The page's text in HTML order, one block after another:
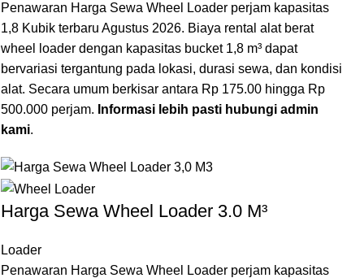
Penawaran Harga Sewa Wheel Loader perjam kapasitas
1,8 Kubik terbaru Agustus 2026. Biaya rental alat berat
wheel loader dengan kapasitas bucket 1,8 m³ dapat
bervariasi tergantung pada lokasi, durasi sewa, dan kondisi
alat. Secara umum berkisar antara Rp 175.00 hingga Rp
500.000 perjam. Informasi lebih pasti hubungi admin
kami.
Harga Sewa Wheel Loader 3.0 M³
Loader
Penawaran Harga Sewa Wheel Loader perjam kapasitas